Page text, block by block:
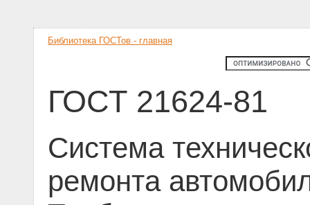
Библиотека ГОСТов - главная
ГОСТ 21624-81
Система
ремонта